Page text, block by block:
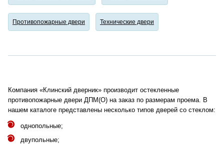
Противопожарные двери Технические двери
Компания «Клинский дверник» производит остекленные
противопожарные двери ДПМ(О) на заказ по размерам проема. В
нашем каталоге представлены несколько типов дверей со стеклом:
однопольные;
двупольные;